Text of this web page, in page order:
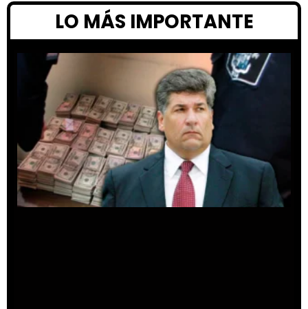
LO MÁS IMPORTANTE